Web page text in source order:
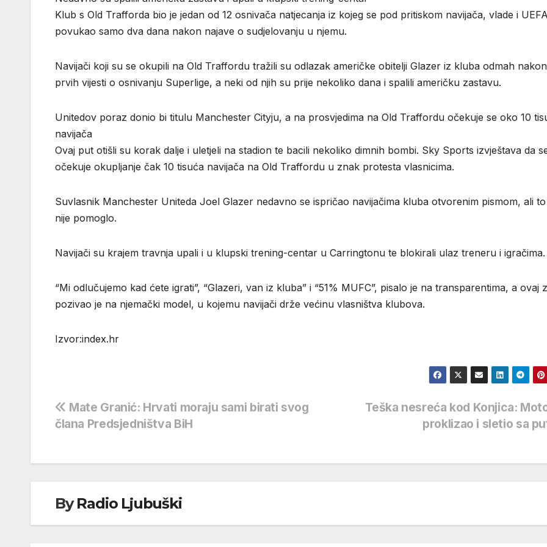
Klub s Old Trafforda bio je jedan od 12 osnivača natjecanja iz kojeg se pod pritiskom navijača, vlade i
povukao samo dva dana nakon najave o sudjelovanju u njemu.
Navijači koji su se okupili na Old Traffordu tražili su odlazak američke obitelji Glazer iz kluba odmah nakon
prvih vijesti o osnivanju Superlige, a neki od njih su prije nekoliko dana i spalili američku zastavu.
Unitedov poraz donio bi titulu Manchester Cityju, a na prosvjedima na Old Traffordu očekuje se oko 10
navijača
Ovaj put otišli su korak dalje i uletjeli na stadion te bacili nekoliko dimnih bombi. Sky Sports izvještava da
očekuje okupljanje čak 10 tisuća navijača na Old Traffordu u znak protesta vlasnicima.
Suvlasnik Manchester Uniteda Joel Glazer nedavno se ispričao navijačima kluba otvorenim pismom, ali
nije pomoglo.
Navijači su krajem travnja upali i u klupski trening-centar u Carringtonu te blokirali ulaz treneru i igračima.
“Mi odlučujemo kad ćete igrati”, “Glazeri, van iz kluba” i “51% MUFC”, pisalo je na transparentima, a ovaj
pozivao je na njemački model, u kojemu navijači drže većinu vlasništva klubova.
Izvor:index.hr
Navigacija
Teška nesreća kod Konjica:
proklizao i sletio sa
Mate Granić: Hrvati moraju sami birati svog
člana Predsjedništva BiH
ByRadio Ljubuški